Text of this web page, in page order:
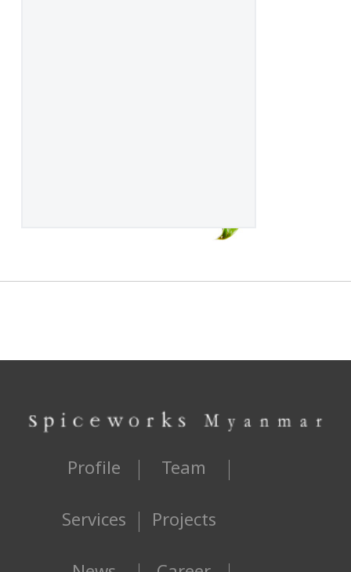
Profile
Team
Services
Projects